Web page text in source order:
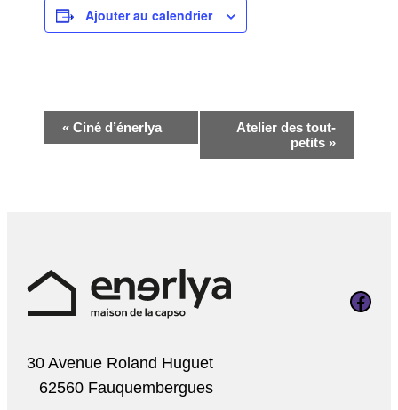
Ajouter au calendrier
Navigation
Évènement
« Ciné d’énerlya
Atelier des tout-
petits »
Page
30 Avenue Roland Huguet
62560 Fauquembergues